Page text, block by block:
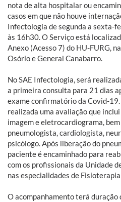
nota de alta hospitalar ou
casos em que não houve
Infectologia de segunda a sexta-
às 16h30. O Serviço está
Anexo (Acesso 7) do HU-FURG,
Osório e General Canabarro.
No SAE Infectologia, será
a primeira consulta para 21 dias
exame confirmatório da Covid-
realizada uma avaliação que
imagem e eletrocardiograma,
pneumologista, cardiologista,
psicólogo. Após liberação do
paciente é encaminhado para
com os profissionais da Unidade
nas especialidades de
O acompanhamento terá duração